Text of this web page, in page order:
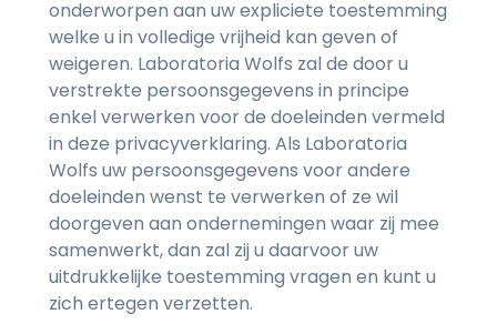
onderworpen aan uw expliciete toestemming
welke u in volledige vrijheid kan geven of
weigeren. Laboratoria Wolfs zal de door u
verstrekte persoonsgegevens in principe
enkel verwerken voor de doeleinden vermeld
in deze privacyverklaring. Als Laboratoria
Wolfs uw persoonsgegevens voor andere
doeleinden wenst te verwerken of ze wil
doorgeven aan ondernemingen waar zij mee
samenwerkt, dan zal zij u daarvoor uw
uitdrukkelijke toestemming vragen en kunt u
zich ertegen verzetten.